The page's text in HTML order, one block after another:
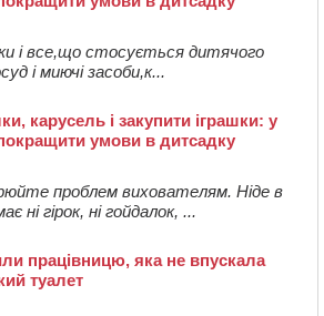
і все,що стосується дитячого
і миючі засоби,к...
карусель і закупити іграшки: у
умови в дитсадку
проблем вихователям. Ніде в
ні гірок, ні гойдалок, ...
працівницю, яка не впускала
туалет